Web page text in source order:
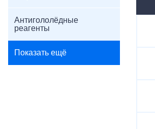
Антигололёдные
реагенты
Показать ещё